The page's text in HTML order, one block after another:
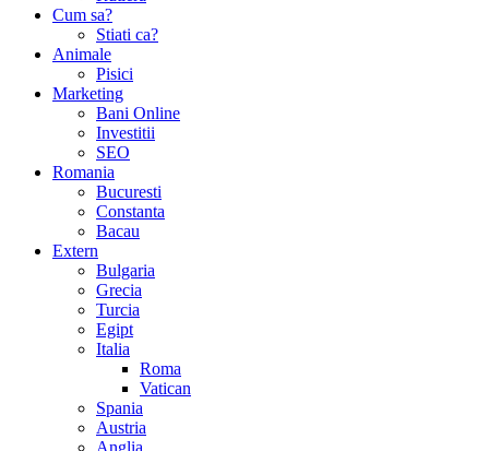
Cum sa?
Stiati ca?
Animale
Pisici
Marketing
Bani Online
Investitii
SEO
Romania
Bucuresti
Constanta
Bacau
Extern
Bulgaria
Grecia
Turcia
Egipt
Italia
Roma
Vatican
Spania
Austria
Anglia